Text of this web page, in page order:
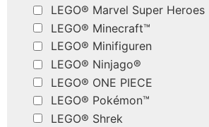
LEGO® Marvel Super Heroes
LEGO® Minecraft™
LEGO® Minifiguren
LEGO® Ninjago®
LEGO® ONE PIECE
LEGO® Pokémon™
LEGO® Shrek